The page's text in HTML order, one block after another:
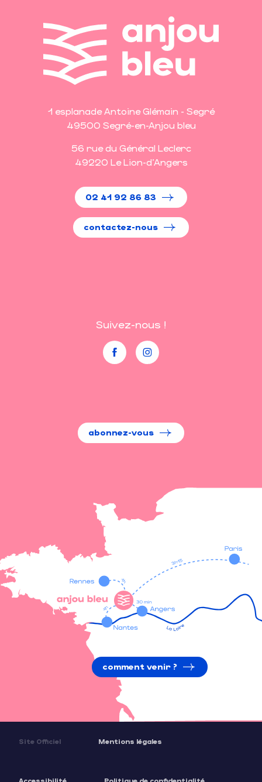
1 esplanade Antoine Glémain - Segré
49500 Segré-en-Anjou bleu
56 rue du Général Leclerc
49220 Le Lion-d'Angers
02 41 92 86 83
contactez-nous
Suivez-nous !
abonnez-vous
comment venir ?
Site Officiel Mentions légales
Accessibilité Politique de confidentialité